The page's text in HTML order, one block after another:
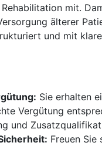
mit.
älterer
und mit
Sie erhalten
Vergütung
und
Freuen Sie